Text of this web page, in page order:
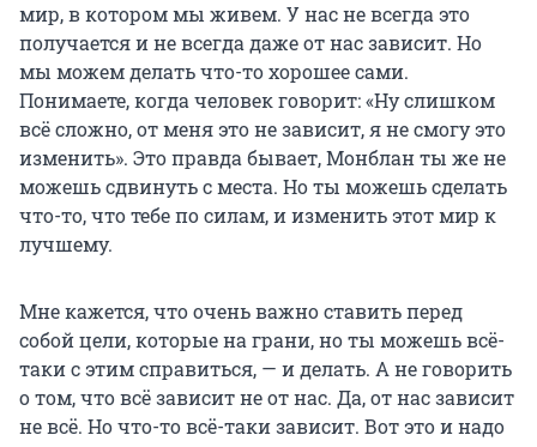
мир, в котором мы живем. У нас не всегда это
получается и не всегда даже от нас зависит. Но
мы можем делать что-то хорошее сами.
Понимаете, когда человек говорит: «Ну слишком
всё сложно, от меня это не зависит, я не смогу это
изменить». Это правда бывает, Монблан ты же не
можешь сдвинуть с места. Но ты можешь сделать
что-то, что тебе по силам, и изменить этот мир к
лучшему.
Мне кажется, что очень важно ставить перед
собой цели, которые на грани, но ты можешь всё-
таки с этим справиться, — и делать. А не говорить
о том, что всё зависит не от нас. Да, от нас зависит
не всё. Но что-то всё-таки зависит. Вот это и надо